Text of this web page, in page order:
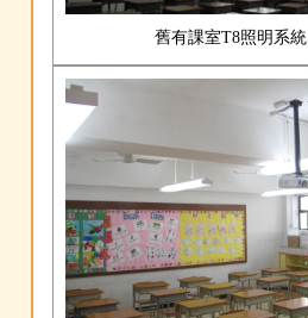
舊有課室T8照明系統